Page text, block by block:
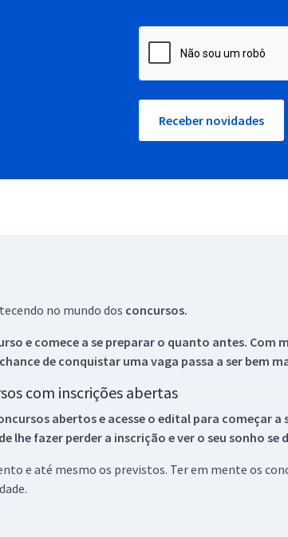
Receber novidades
no mundo dos concursos.
e comece a se preparar o quanto antes. Com
de conquistar uma vaga passa a ser bem
com inscrições abertas
abertos e acesse o edital para começar
lhe fazer perder a inscrição e ver o seu sonho se
e até mesmo os previstos. Ter em mente os